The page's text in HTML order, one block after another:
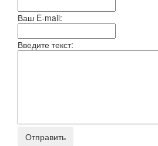
Ваш E-mail:
Введите текст: